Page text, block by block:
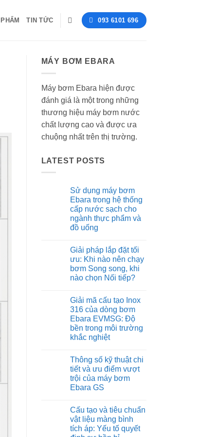
TIN TỨC 093 6101 696
MÁY BƠM EBARA
Máy bơm Ebara hiện được
đánh giá là một trong những
thương hiệu máy bơm nước
chất lượng cao và được ưa
chuộng nhất trên thị trường.
LATEST POSTS
Sử dụng máy bơm
Ebara trong hệ thống
cấp nước sạch cho
ngành thực phẩm và
đồ uống
bình
luận
ở
Sử
dụng
máy
trong
hệ
thống
cấp
nước
sạch
cho
phẩm
và
đồ
uống
Giải pháp lắp đặt tối
ưu: Khi nào nên chạy
bơm Song song, khi
nào chọn Nối tiếp?
bình
luận
ở
Giải
pháp
lắp
đặt
Khi
nào
nên
chạy
bơm
Song
nào
chọn
Nối
tiếp?
Giải mã cấu tạo Inox
316 của dòng bơm
Ebara EVMSG: Độ
bền trong môi trường
khắc nghiệt
bình
luận
ở
Giải
mã
cấu
316
của
dòng
bơm
Ebara
Thông số kỹ thuật chi
tiết và ưu điểm vượt
trội của máy bơm
Ebara GS
bình
luận
ở
Thông
số
Cấu tạo và tiêu chuẩn
vật liệu màng bình
tích áp: Yếu tố quyết